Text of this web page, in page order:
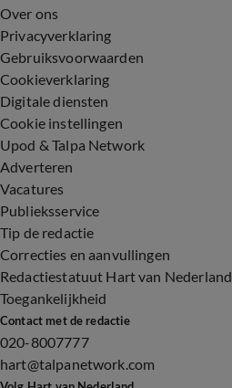
Over ons
Privacyverklaring
Gebruiksvoorwaarden
Cookieverklaring
Digitale diensten
Cookie instellingen
Upod & Talpa Network
Adverteren
Vacatures
Publieksservice
Tip de redactie
Correcties en aanvullingen
Redactiestatuut Hart van Nederland
Toegankelijkheid
Contact met de redactie
020-8007777
hart@talpanetwork.com